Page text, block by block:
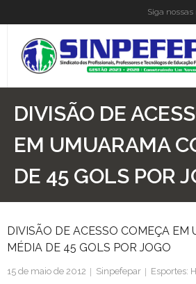
Siga nossas
Home
Institucional
Atos Presidência
Convenções
Associe-se
Empregos
DIVISÃO DE
EM UMUARAMA
DE 45 GOLS POR
DIVISÃO DE ACESSO COMEÇA EM
MÉDIA DE 45 GOLS POR JOGO
15 de maio de 2012 Sinpefepar Esportes: